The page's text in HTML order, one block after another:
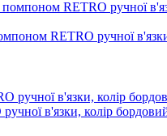
RETRO ручної
в'язки, колір